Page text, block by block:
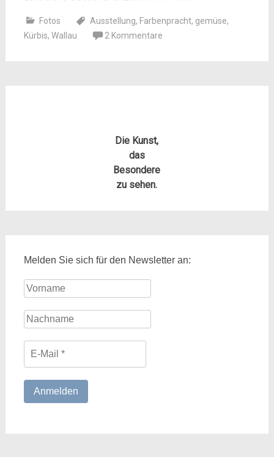
Fotos Ausstellung, Farbenpracht, gemüse,
Kürbis, Wallau 2 Kommentare
Die Kunst,
das
Besondere
zu sehen.
Melden Sie sich für den Newsletter an: